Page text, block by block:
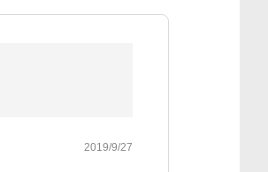
2019/9/27